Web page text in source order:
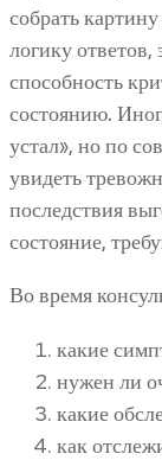
собрать
логику
способность
состоянию.
устал», но по
увидеть
последствия
состояние,
Во время
какие
нужен ли
какие
как